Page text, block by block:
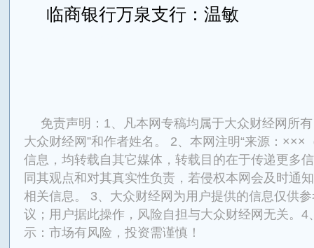
临商银行万泉支行：温敏
免责声明：1、凡本网专稿均属于大众财经网所
大众财经网”和作者姓名。 2、本网注明“来源：×××
信息，均转载自其它媒体，转载目的在于传递更多
同其观点和对其真实性负责，若侵权本网会及时通
相关信息。 3、大众财经网为用户提供的信息仅供
议；用户据此操作，风险自担与大众财经网无关。4
示：市场有风险，投资需谨慎！